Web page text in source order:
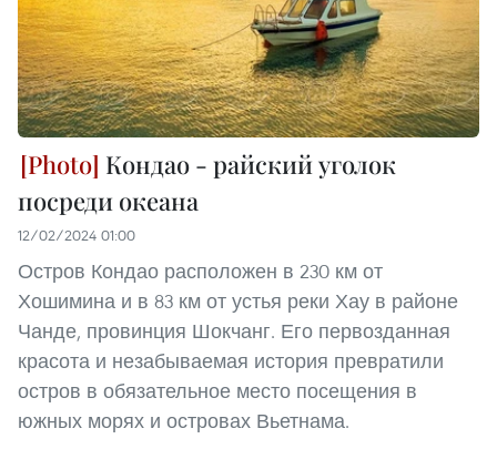
Кондао - райский уголок
посреди океана
12/02/2024 01:00
Остров Кондао расположен в 230 км от
Хошимина и в 83 км от устья реки Хау в районе
Чанде, провинция Шокчанг. Его первозданная
красота и незабываемая история превратили
остров в обязательное место посещения в
южных морях и островах Вьетнама.